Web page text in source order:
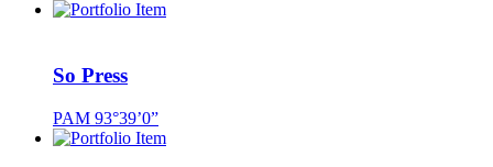
So Press
PAM 93°39’0”